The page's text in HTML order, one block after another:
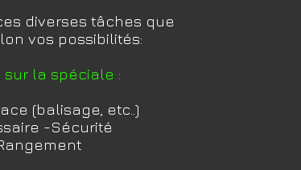
diverses tâches que
vos possibilités:
sur la spéciale :
(balisage, etc..)
-Sécurité